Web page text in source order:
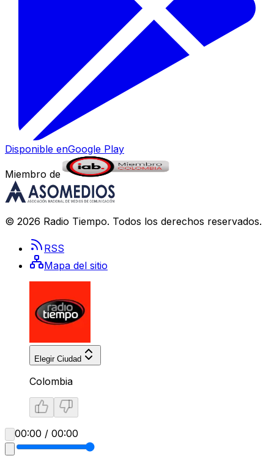
Disponible enGoogle Play
Miembro de
© 2026 Radio Tiempo. Todos los derechos reservados.
RSS
Mapa del sitio
Elegir Ciudad
Colombia
00:00 / 00:00